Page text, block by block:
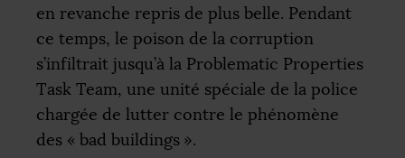
en revanche repris de plus belle. Pendant
ce temps, le poison de la corruption
s’infiltrait jusqu’à la Problematic Properties
Task Team, une unité spéciale de la police
chargée de lutter contre le phénomène
des « bad buildings ».